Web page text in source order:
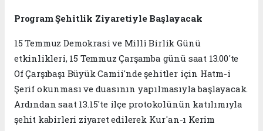
Program Şehitlik Ziyaretiyle Başlayacak
15 Temmuz Demokrasi ve Millî Birlik Günü
etkinlikleri, 15 Temmuz Çarşamba günü saat 13.00'te
Of Çarşıbaşı Büyük Camii'nde şehitler için Hatm-i
Şerif okunması ve duasının yapılmasıyla başlayacak.
Ardından saat 13.15'te ilçe protokolünün katılımıyla
şehit kabirleri ziyaret edilerek Kur'an-ı Kerim